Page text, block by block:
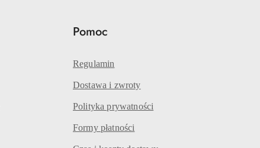
Pomoc
Regulamin
Dostawa i zwroty
Polityka prywatności
Formy płatności